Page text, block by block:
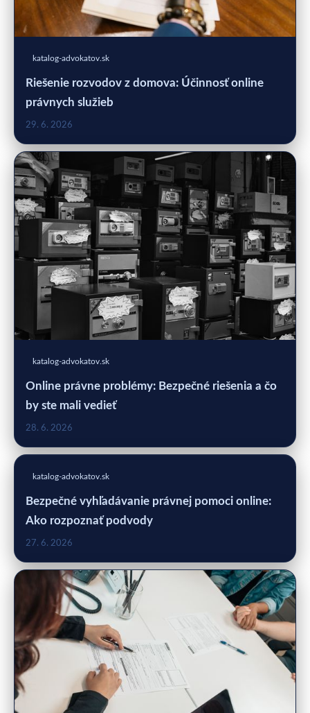
katalog-advokatov.sk
Riešenie rozvodov z domova: Účinnosť online
právnych služieb
29. 6. 2026
katalog-advokatov.sk
Online právne problémy: Bezpečné riešenia a čo
by ste mali vedieť
28. 6. 2026
katalog-advokatov.sk
Bezpečné vyhľadávanie právnej pomoci online:
Ako rozpoznať podvody
27. 6. 2026